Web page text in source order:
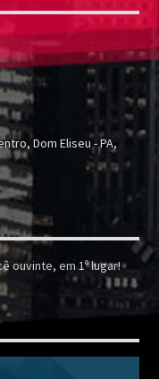
Dom Eliseu - PA,
ouvinte, em 1º lugar!